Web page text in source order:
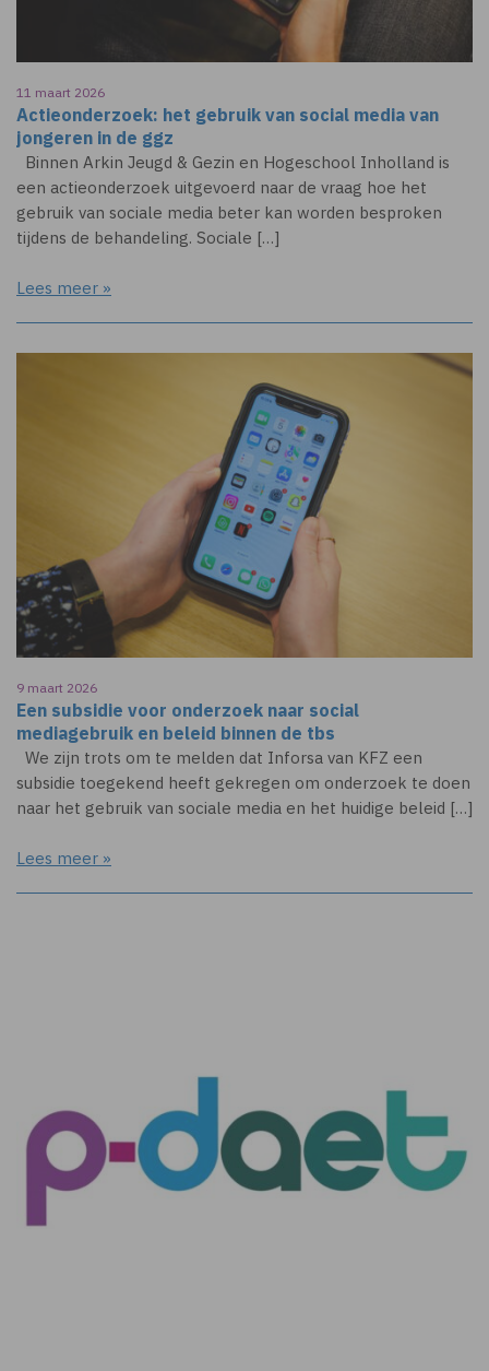
11 maart 2026
Actieonderzoek: het gebruik van social media van
jongeren in de ggz
Binnen Arkin Jeugd & Gezin en Hogeschool Inholland is
een actieonderzoek uitgevoerd naar de vraag hoe het
gebruik van sociale media beter kan worden besproken
tijdens de behandeling. Sociale […]
Lees meer »
9 maart 2026
Een subsidie voor onderzoek naar social
mediagebruik en beleid binnen de tbs
We zijn trots om te melden dat Inforsa van KFZ een
subsidie toegekend heeft gekregen om onderzoek te doen
naar het gebruik van sociale media en het huidige beleid […]
Lees meer »